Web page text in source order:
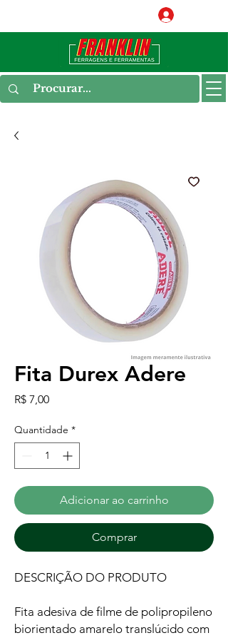
Fita Durex Adere
R$ 7,00Preço
Quantidade *
Adicionar ao carrinho
Comprar
DESCRIÇÃO DO PRODUTO
Fita adesiva de filme de polipropileno
biorientado amarelo translúcido com